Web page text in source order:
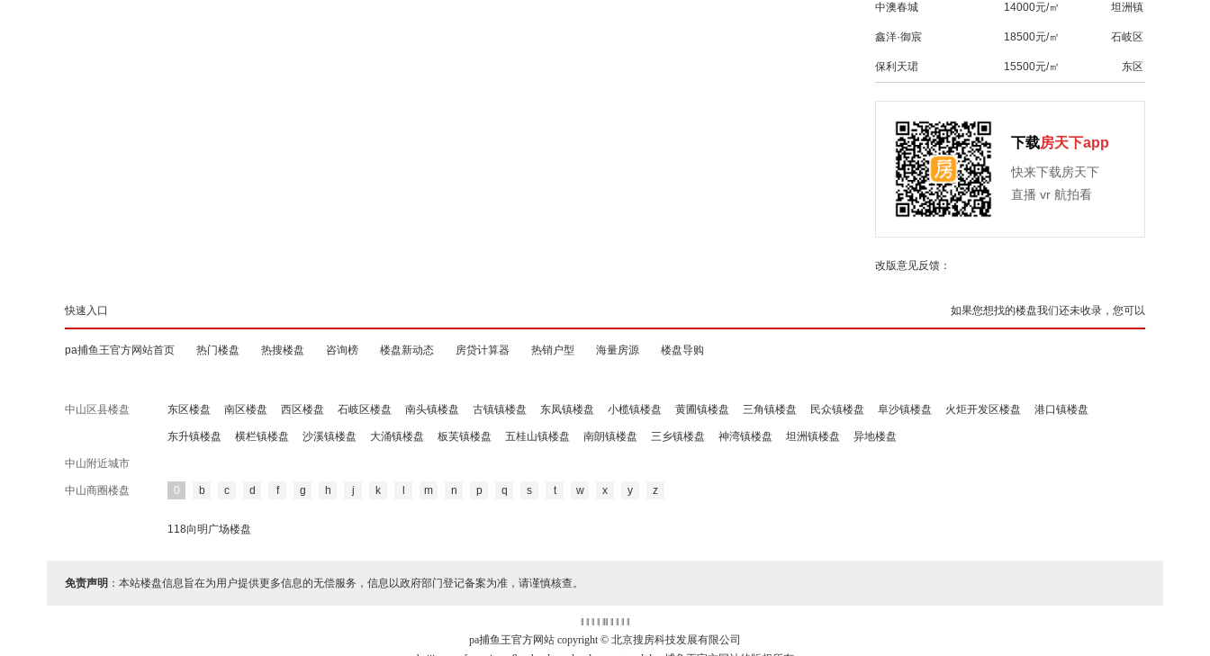
中澳春城 14000元/㎡ 坦洲镇
鑫洋·御宸 18500元/㎡ 石岐区
保利天珺 15500元/㎡ 东区
下载房天下app
快来下载房天下
直播 vr 航拍看
改版意见反馈：
如果您想找的楼盘我们还未收录，您可以
快速入口
pa捕鱼王官方网站首页 热门楼盘 热搜楼盘 咨询榜 楼盘新动态 房贷计算器 热销户型 海量房源 楼盘导购
中山区县楼盘 东区楼盘 南区楼盘 西区楼盘 石岐区楼盘 南头镇楼盘 古镇镇楼盘 东凤镇楼盘 小榄镇楼盘 黄圃镇楼盘 三角镇楼盘 民众镇楼盘 阜沙镇楼盘 火炬开发区楼盘 港口镇楼盘
东升镇楼盘 横栏镇楼盘 沙溪镇楼盘 大涌镇楼盘 板芙镇楼盘 五桂山镇楼盘 南朗镇楼盘 三乡镇楼盘 神湾镇楼盘 坦洲镇楼盘 异地楼盘
中山附近城市
中山商圈楼盘 0 b c d f g h j k m n p q s t w x y z
118向明广场楼盘
免责声明 ：本站楼盘信息旨在为用户提供更多信息的无偿服务，信息以政府部门登记备案为准，请谨慎核查。
‖ ‖ ‖ ‖ ‖‖ ‖ ‖ ‖ ‖
pa捕鱼王官方网站 copyright © 北京搜房科技发展有限公司